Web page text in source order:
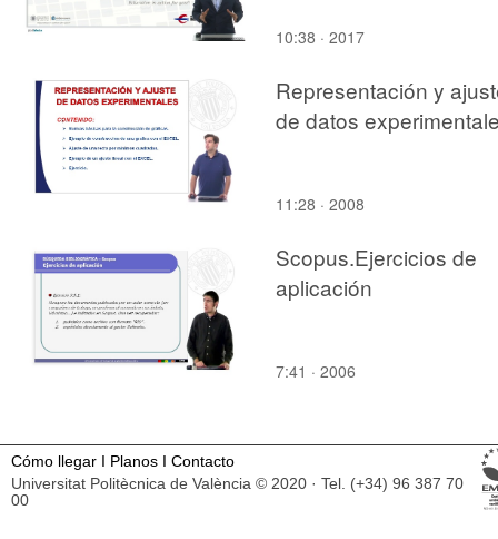
10:38 · 2017
Representación y
de datos
11:28 · 2008
Scopus.Ejercicios de
aplicación
7:41 · 2006
Cómo llegar I Planos I Contacto
Universitat Politècnica de València © 2020 · Tel. (+34) 96 387 70
00